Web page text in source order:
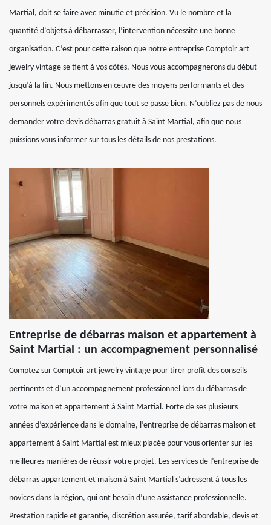
Martial, doit se faire avec minutie et précision. Vu le nombre et la
quantité d’objets à débarrasser, l’intervention nécessite une bonne
organisation. C’est pour cette raison que notre entreprise Comptoir art
jewelry vintage se tient à vos côtés. Nous vous accompagnerons du début
jusqu’à la fin. Nous mettons en œuvre des moyens performants et des
personnels expérimentés afin que tout se passe bien. N’oubliez pas de nous
demander votre devis débarras gratuit à Saint Martial, afin que nous
puissions vous informer sur tous les détails de nos prestations.
Entreprise de débarras maison et appartement à
Saint Martial : un accompagnement personnalisé
Comptez sur Comptoir art jewelry vintage pour tirer profit des conseils
pertinents et d’un accompagnement professionnel lors du débarras de
votre maison et appartement à Saint Martial. Forte de ses plusieurs
années d’expérience dans le domaine, l’entreprise de débarras maison et
appartement à Saint Martial est mieux placée pour vous orienter sur les
meilleures manières de réussir votre projet. Les services de l’entreprise de
débarras appartement et maison à Saint Martial s’adressent à tous les
novices dans la région, qui ont besoin d’une assistance professionnelle.
Prestation rapide et garantie, discrétion assurée, tarif abordable, devis et